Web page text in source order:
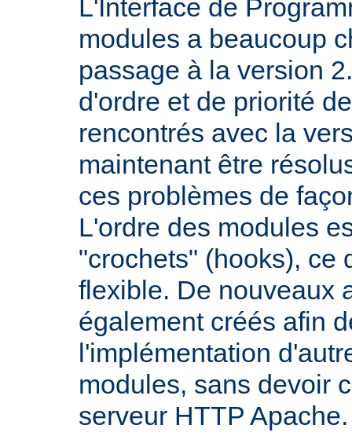
L'Interface de
modules a beaucoup
passage à la version
d'ordre et de priorité
rencontrés avec la
maintenant être
ces problèmes de
L'ordre des modules
"crochets" (hooks), ce
flexible. De nouveaux
également créés afin
l'implémentation
modules, sans devoir
serveur HTTP Apache.